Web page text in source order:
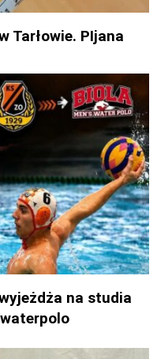
Tarłowie. PIjana
na studia